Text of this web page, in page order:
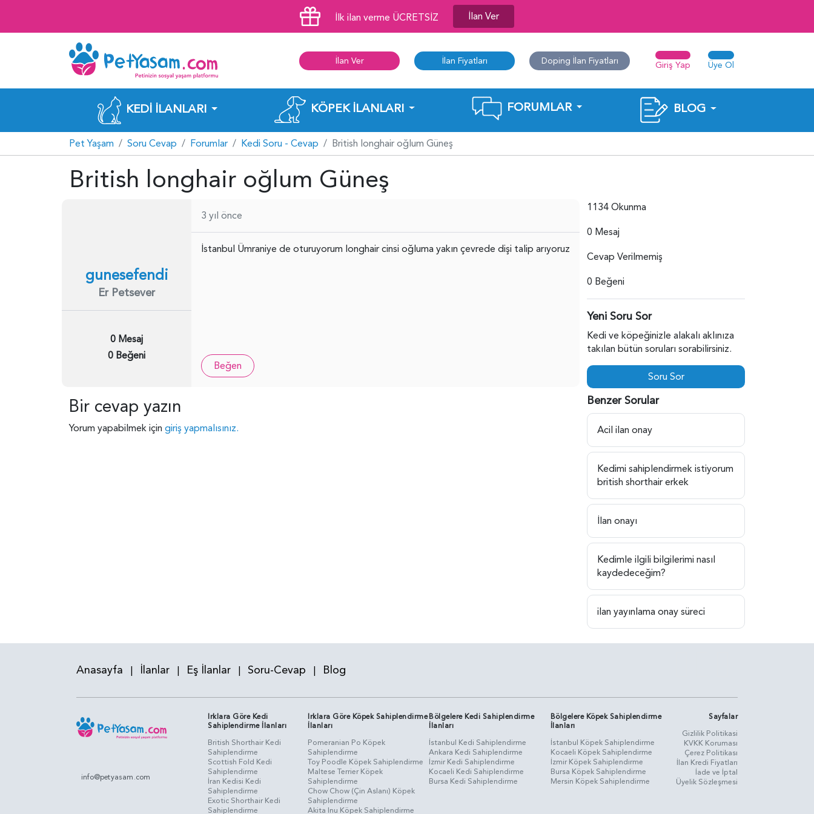
İlk ilan verme ÜCRETSİZ İlan Ver
İlan Ver İlan Fiyatları Doping İlan Fiyatları Giriş Yap Üye Ol
KEDI İLANLARI KÖPEK İLANLARI FORUMLAR BLOG
Pet Yaşam Soru Cevap Forumlar Kedi Soru - Cevap British longhair oğlum Güneş
British longhair oğlum Güneş
gunesefendi
Er Petsever
0 Mesaj
0 Beğeni
3 yıl önce
İstanbul Ümraniye de oturuyorum longhair cinsi oğluma yakın çevrede dişi talip arıyoruz
Beğen
Bir cevap yazın
Yorum yapabilmek için giriş yapmalısınız.
1134 Okunma
0 Mesaj
Cevap Verilmemiş
0 Beğeni
Yeni Soru Sor
Kedi ve köpeğinizle alakalı aklınıza
takılan bütün soruları sorabilirsiniz.
Soru Sor
Benzer Sorular
Acil ilan onay
Kedimi sahiplendirmek istiyorum
british shorthair erkek
İlan onayı
Kedimle ilgili bilgilerimi nasıl
kaydedeceğim?
ilan yayınlama onay süreci
Anasayfa | İlanlar | Eş İlanlar | Soru-Cevap | Blog
info@petyasam.com
Irklara Göre Kedi
Sahiplendirme İlanları
British Shorthair Kedi
Sahiplendirme
Scottish Fold Kedi
Sahiplendirme
İran Kedisi Kedi
Sahiplendirme
Exotic Shorthair Kedi
Sahiplendirme
Irklara Göre Köpek Sahiplendirme
İlanları
Pomeranian Po Köpek
Sahiplendirme
Toy Poodle Köpek Sahiplendirme
Maltese Terrier Köpek
Sahiplendirme
Chow Chow (Çin Aslanı) Köpek
Sahiplendirme
Akita Inu Köpek Sahiplendirme
Bölgelere Kedi Sahiplendirme
İlanları
İstanbul Kedi Sahiplendirme
Ankara Kedi Sahiplendirme
İzmir Kedi Sahiplendirme
Kocaeli Kedi Sahiplendirme
Bursa Kedi Sahiplendirme
Bölgelere Köpek Sahiplendirme
İlanları
İstanbul Köpek Sahiplendirme
Kocaeli Köpek Sahiplendirme
İzmir Köpek Sahiplendirme
Bursa Köpek Sahiplendirme
Mersin Köpek Sahiplendirme
Sayfalar
Gizlilik Politikasi
KVKK Koruması
Çerez Politikası
İlan Kredi Fiyatları
İade ve İptal
Üyelik Sözleşmesi